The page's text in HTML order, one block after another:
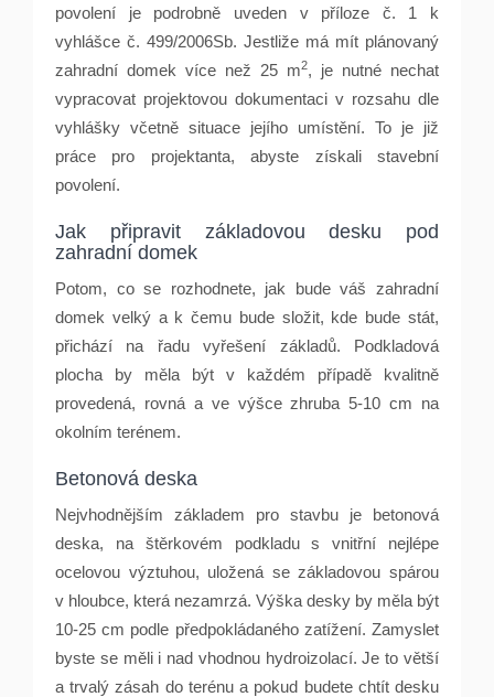
povolení je podrobně uveden v příloze č. 1 k
vyhlášce č. 499/2006Sb. Jestliže má mít plánovaný
zahradní domek více než 25 m2, je nutné nechat
vypracovat projektovou dokumentaci v rozsahu dle
vyhlášky včetně situace jejího umístění. To je již
práce pro projektanta, abyste získali stavební
povolení.
Jak připravit základovou desku pod
zahradní domek
Potom, co se rozhodnete, jak bude váš zahradní
domek velký a k čemu bude složit, kde bude stát,
přichází na řadu vyřešení základů. Podkladová
plocha by měla být v každém případě kvalitně
provedená, rovná a ve výšce zhruba 5-10 cm na
okolním terénem.
Betonová deska
Nejvhodnějším základem pro stavbu je betonová
deska, na štěrkovém podkladu s vnitřní nejlépe
ocelovou výztuhou, uložená se základovou spárou
v hloubce, která nezamrzá. Výška desky by měla být
10-25 cm podle předpokládaného zatížení. Zamyslet
byste se měli i nad vhodnou hydroizolací. Je to větší
a trvalý zásah do terénu a pokud budete chtít desku